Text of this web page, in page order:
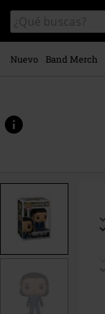
contenido
principal
Buscar
en
el
catálogo
Nuevo Band Merch
www.emp-
p/figura-
589058St.html